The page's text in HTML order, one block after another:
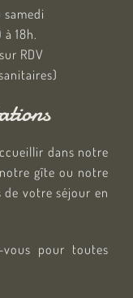
18h.
RDV
dans notre
gîte ou notre
votre séjour en
pour toutes